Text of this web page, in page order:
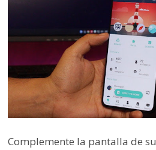
Complemente la pantalla de